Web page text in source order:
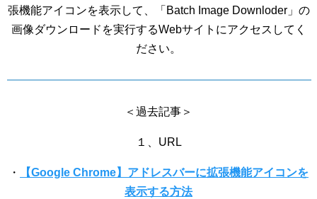
張機能アイコンを表示して、「Batch Image Downloder」の
画像ダウンロードを実行するWebサイトにアクセスしてく
ださい。
＜過去記事＞
１、URL
・
【Google Chrome】アドレスバーに拡張機能アイコンを
表示する方法